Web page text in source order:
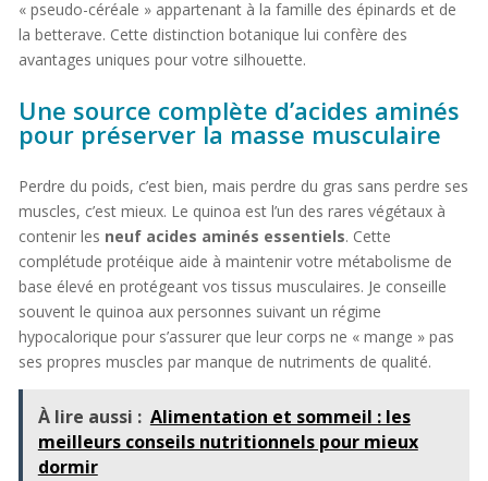
« pseudo-céréale » appartenant à la famille des épinards et de
la betterave. Cette distinction botanique lui confère des
avantages uniques pour votre silhouette.
Une source complète d’acides aminés
pour préserver la masse musculaire
Perdre du poids, c’est bien, mais perdre du gras sans perdre ses
muscles, c’est mieux. Le quinoa est l’un des rares végétaux à
contenir les neuf acides aminés essentiels. Cette
complétude protéique aide à maintenir votre métabolisme de
base élevé en protégeant vos tissus musculaires. Je conseille
souvent le quinoa aux personnes suivant un régime
hypocalorique pour s’assurer que leur corps ne « mange » pas
ses propres muscles par manque de nutriments de qualité.
À lire aussi : Alimentation et sommeil : les
meilleurs conseils nutritionnels pour mieux
dormir